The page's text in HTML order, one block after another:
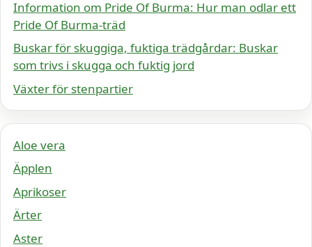
Information om Pride Of Burma: Hur man odlar ett
Pride Of Burma-träd
Buskar för skuggiga, fuktiga trädgårdar: Buskar
som trivs i skugga och fuktig jord
Växter för stenpartier
Aloe vera
Äpplen
Aprikoser
Ärter
Aster